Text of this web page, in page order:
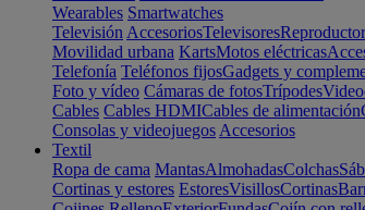
Wearables Smartwatches
Televisión AccesoriosTelevisores
Movilidad urbana KartsMotos eléctricas
Telefonía Teléfonos fijosGadgets y
Foto y vídeo Cámaras de fotosTrípodes
Cables Cables HDMICables de alimentación
Consolas y videojuegos Accesorios
Textil
Ropa de cama MantasAlmohadasColchas
Cortinas y estores EstoresVisillosCortinas